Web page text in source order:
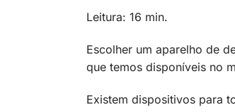
Leitura: 16 min.
Escolher um aparelho de
que temos disponíveis no
Existem dispositivos para